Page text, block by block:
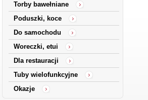
Torby bawełniane
Poduszki, koce
Do samochodu
Woreczki, etui
Dla restauracji
Tuby wielofunkcyjne
Okazje